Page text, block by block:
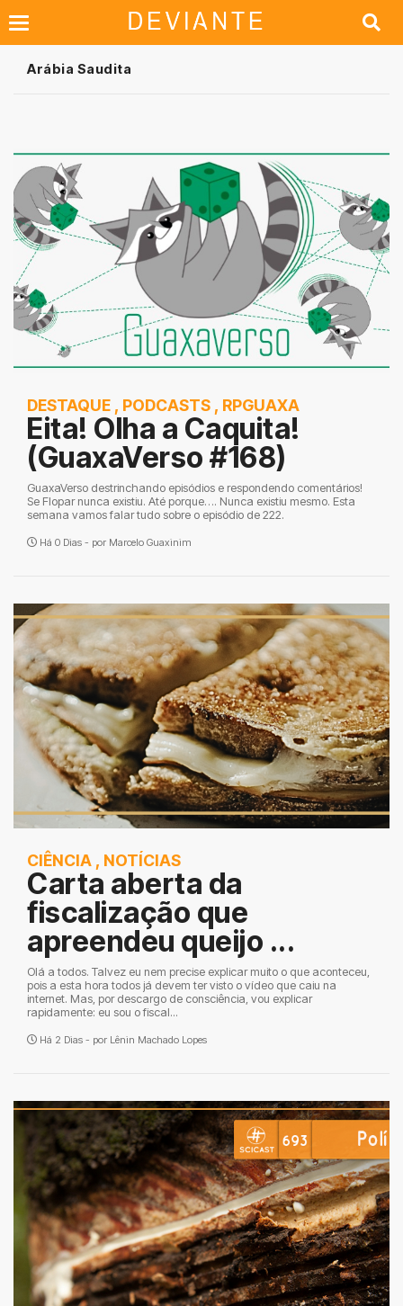
Arábia Saudita
DESTAQUE , PODCASTS , RPGUAXA
Eita! Olha a Caquita!
(GuaxaVerso #168)
GuaxaVerso destrinchando episódios e respondendo comentários!
Se Flopar nunca existiu. Até porque…. Nunca existiu mesmo. Esta
semana vamos falar tudo sobre o episódio de 222.
Há 0 Dias - por Marcelo Guaxinim
CIÊNCIA , NOTÍCIAS
Carta aberta da
fiscalização que
apreendeu queijo ...
Olá a todos. Talvez eu nem precise explicar muito o que aconteceu,
pois a esta hora todos já devem ter visto o vídeo que caiu na
internet. Mas, por descargo de consciência, vou explicar
rapidamente: eu sou o fiscal...
Há 2 Dias - por Lênin Machado Lopes